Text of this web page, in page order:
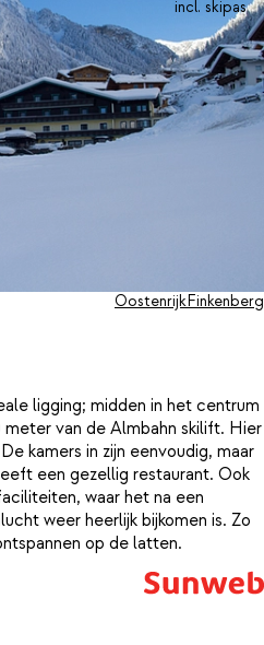
incl. skipas
OostenrijkFinkenberg
ligging; midden in het centrum
meter van de Almbahn skilift. Hier
kamers in zijn eenvoudig, maar
een gezellig restaurant. Ook
waar het na een
weer heerlijk bijkomen is. Zo
op de latten.